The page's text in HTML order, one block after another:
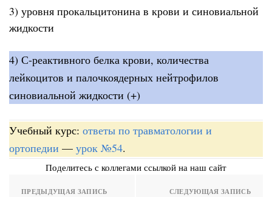
3) уровня прокальцитонина в крови и синовиальной
жидкости
4) С-реактивного белка крови, количества
лейкоцитов и палочкоядерных нейтрофилов
синовиальной жидкости (+)
Учебный курс: ответы по травматологии и
ортопедии — урок №54.
Поделитесь с коллегами ссылкой на наш сайт
ПРЕДЫДУЩАЯ ЗАПИСЬ СЛЕДУЮЩАЯ ЗАПИСЬ